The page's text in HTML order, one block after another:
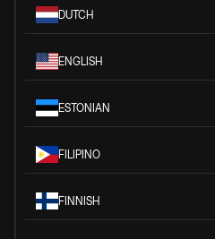
DUTCH
ENGLISH
ESTONIAN
FILIPINO
FINNISH